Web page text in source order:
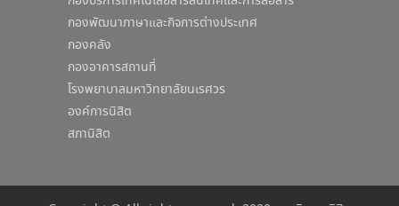
กองพัฒนาภาษาและกิจการต่างประเทศ
กองคลัง
กองอาคารสถานที่
โรงพยาบาลมหาวิทยาลัยนเรศวร
องค์การนิสิต
สภานิสิต